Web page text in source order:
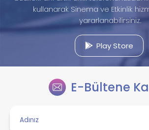
kullanarak Sinema ve Etkinlik
yararlanabilirsiniz.
Play Store
E-Bültene